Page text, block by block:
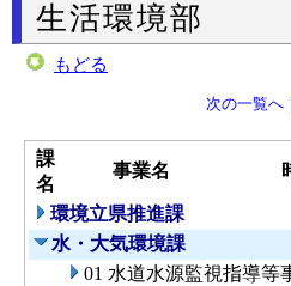
生活環境部
もどる
次の一覧へ
課
名
事業名
環境立県推進課
水・大気環境課
01 水道水源監視指導等